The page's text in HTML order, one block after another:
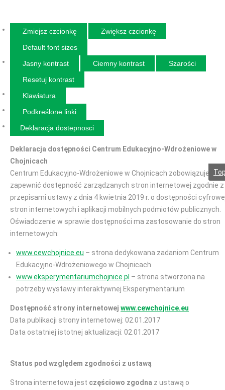
Zmiejsz czcionkę
Zwiększ czcionkę
Default font sizes
Jasny kontrast
Ciemny kontrast
Szarości
Resetuj kontrast
Klawiatura
Podkreślone linki
Deklaracja dostepnosci
Deklaracja dostępności Centrum Edukacyjno-Wdrożeniowe w
Chojnicach
Centrum Edukacyjno-Wdrożeniowe w Chojnicach zobowiązuje się
zapewnić dostępność zarządzanych stron internetowej zgodnie z
przepisami ustawy z dnia 4 kwietnia 2019 r. o dostępności
stron internetowych i aplikacji mobilnych podmiotów publicznych.
Oświadczenie w sprawie dostępności ma zastosowanie do stron
internetowych:
www.cewchojnice.eu – strona dedykowana zadaniom Centrum
Edukacyjno-Wdrożeniowego w Chojnicach
www.eksperymentariumchojnice.pl – strona stworzona na
potrzeby wystawy interaktywnej Eksperymentarium
Dostępność strony internetowej www.cewchojnice.eu
Data publikacji strony internetowej: 02.01.2017
Data ostatniej istotnej aktualizacji: 02.01.2017
Status pod względem zgodności z ustawą
Strona internetowa jest częściowo zgodna z ustawą o